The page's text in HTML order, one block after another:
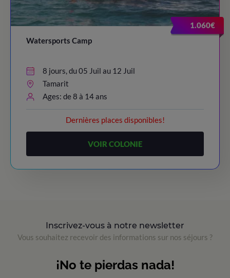
23:00 / Lights out
21:45 - 22:45 / Night Party!
23:00 / Lights out
1.060€
Watersports Camp
8 jours, du 05 Juil au 12 Juil
Tamarit
Ages: de 8 à 14 ans
Dernières places disponibles!
VOIR COLONIE
Inscrivez-vous à notre newsletter
Vous souhaitez recevoir des informations sur nos séjours ?